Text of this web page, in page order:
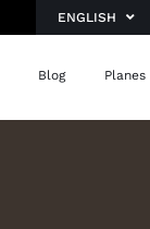
ENGLISH
Blog Planes